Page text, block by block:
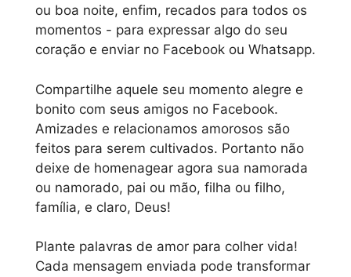
ou boa noite, enfim, recados para todos os
momentos - para expressar algo do seu
coração e enviar no Facebook ou Whatsapp.
Compartilhe aquele seu momento alegre e
bonito com seus amigos no Facebook.
Amizades e relacionamos amorosos são
feitos para serem cultivados. Portanto não
deixe de homenagear agora sua namorada
ou namorado, pai ou mão, filha ou filho,
família, e claro, Deus!
Plante palavras de amor para colher vida!
Cada mensagem enviada pode transformar